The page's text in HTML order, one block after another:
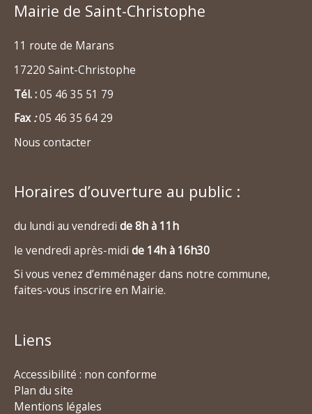
Mairie de Saint-Christophe
11 route de Marans
17220 Saint-Christophe
Tél. :05 46 35 51 79
Fax:05 46 35 64 29
Nous contacter
Horaires d’ouverture au public :
du lundi au vendredi de 8h à 11h
le vendredi après-midi de 14h à 16h30
Si vous venez d’emménager dans notre commune,
faites-vous inscrire en Mairie.
Liens
Accessibilité : non conforme
Plan du site
Mentions légales